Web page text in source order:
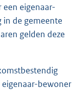
een eigenaar-
in de gemeente
gelden deze
eigenaar-bewoner